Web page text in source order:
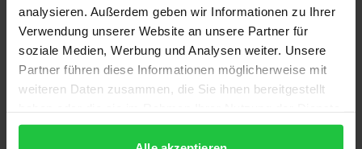
analysieren. Außerdem geben wir Informationen zu Ihrer
Verwendung unserer Website an unsere Partner für
soziale Medien, Werbung und Analysen weiter. Unsere
Partner führen diese Informationen möglicherweise mit
weiteren Daten zusammen, die Sie ihnen bereitgestellt
gesammelt haben.